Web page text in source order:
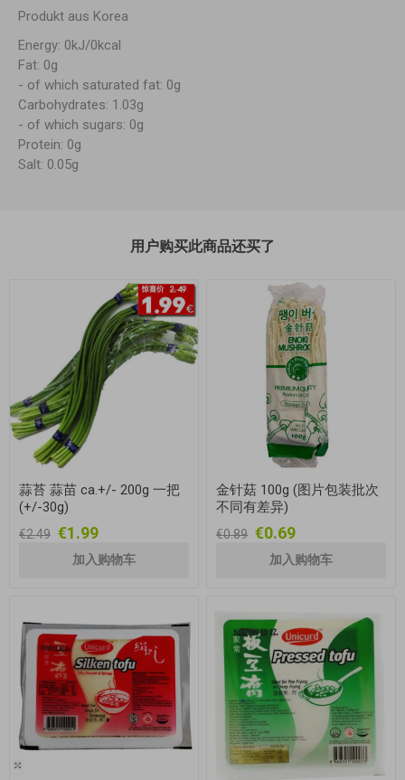
Produkt aus Korea
Energy: 0kJ/0kcal
Fat: 0g
- of which saturated fat: 0g
Carbohydrates: 1.03g
- of which sugars: 0g
Protein: 0g
Salt: 0.05g
用户购买此商品还买了
蒜苔 蒜苗 ca.+/- 200g 一把
(+/-30g)
€2.49 €1.99
金针菇 100g (图片包装批次
不同有差异)
€0.89 €0.69